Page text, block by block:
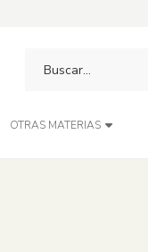
OTRAS MATERIAS